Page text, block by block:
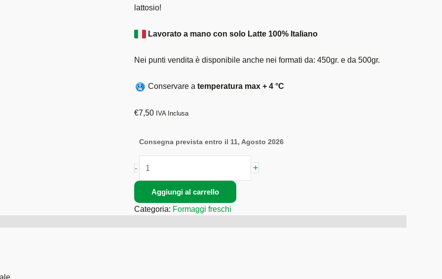
lattosio!
Lavorato a mano con solo Latte 100% Italiano
Nei punti vendita è disponibile anche nei formati da: 450gr. e da 500gr.
Conservare a temperatura max + 4 °C
€7,50 IVA Inclusa
Consegna prevista entro il 11, Agosto 2026
- +
Aggiungi al carrello
Categoria: Formaggi freschi